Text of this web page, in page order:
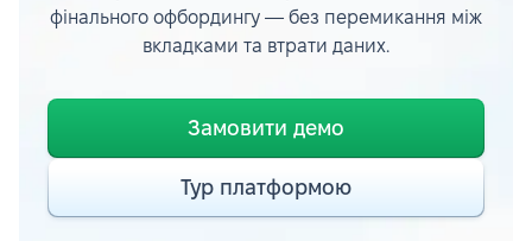
фінального офбордингу — без перемикання між
вкладками та втрати даних.
Замовити демо
Тур платформою